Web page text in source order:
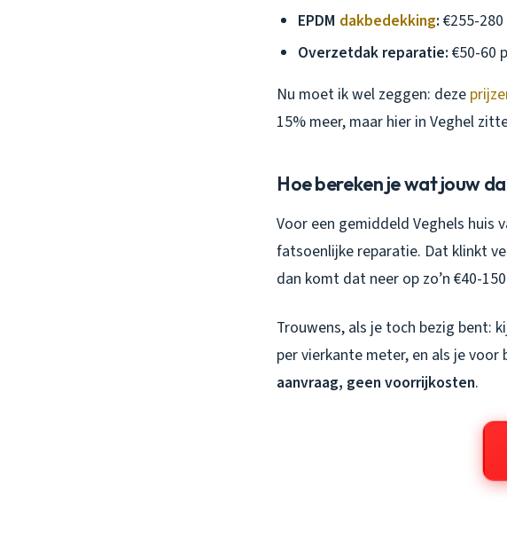
EPDM dakbedekking: €255-
Overzetdak reparatie: €50-60
Nu moet ik wel zeggen: deze
15% meer, maar hier in Veghel
Hoe bereken je wat jouw
Voor een gemiddeld Veghels huis
fatsoenlijke reparatie. Dat klinkt
dan komt dat neer op zo’n €40-
Trouwens, als je toch bezig bent:
per vierkante meter, en als je
aanvraag, geen voorrijkosten.